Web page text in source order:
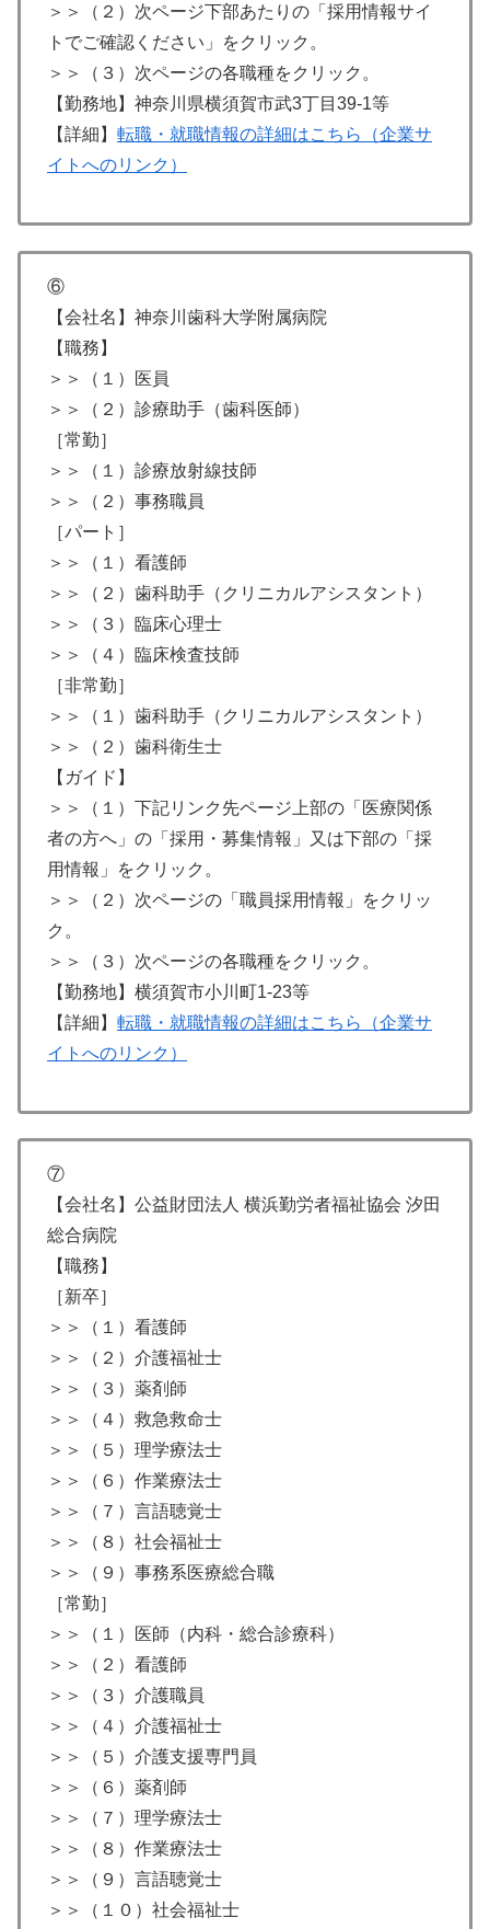
＞＞（２）次ページ下部あたりの「採用情報サイ
トでご確認ください」をクリック。
＞＞（３）次ページの各職種をクリック。
【勤務地】神奈川県横須賀市武3丁目39-1等
【詳細】 転職・就職情報の詳細はこちら（企業サ
イトへのリンク）
⑥
【会社名】神奈川歯科大学附属病院
【職務】
＞＞（１）医員
＞＞（２）診療助手（歯科医師）
［常勤］
＞＞（１）診療放射線技師
＞＞（２）事務職員
［パート］
＞＞（１）看護師
＞＞（２）歯科助手（クリニカルアシスタント）
＞＞（３）臨床心理士
＞＞（４）臨床検査技師
［非常勤］
＞＞（１）歯科助手（クリニカルアシスタント）
＞＞（２）歯科衛生士
【ガイド】
＞＞（１）下記リンク先ページ上部の「医療関係
者の方へ」の「採用・募集情報」又は下部の「採
用情報」をクリック。
＞＞（２）次ページの「職員採用情報」をクリッ
ク。
＞＞（３）次ページの各職種をクリック。
【勤務地】横須賀市小川町1-23等
【詳細】 転職・就職情報の詳細はこちら（企業サ
イトへのリンク）
⑦
【会社名】公益財団法人 横浜勤労者福祉協会 汐田
総合病院
【職務】
［新卒］
＞＞（１）看護師
＞＞（２）介護福祉士
＞＞（３）薬剤師
＞＞（４）救急救命士
＞＞（５）理学療法士
＞＞（６）作業療法士
＞＞（７）言語聴覚士
＞＞（８）社会福祉士
＞＞（９）事務系医療総合職
［常勤］
＞＞（１）医師（内科・総合診療科）
＞＞（２）看護師
＞＞（３）介護職員
＞＞（４）介護福祉士
＞＞（５）介護支援専門員
＞＞（６）薬剤師
＞＞（７）理学療法士
＞＞（８）作業療法士
＞＞（９）言語聴覚士
＞＞（１０）社会福祉士